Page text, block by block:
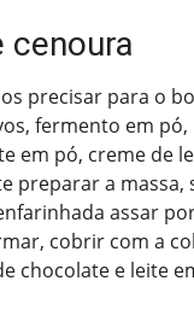
cenoura
precisar para o
fermento em pó,
em pó, creme de
preparar a
assar
cobrir com a
chocolate e leite